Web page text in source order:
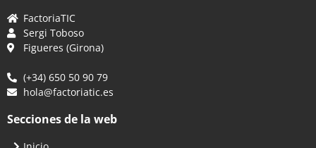
FactoriaTIC
Sergi Toboso
Figueres (Girona)
(+34) 650 50 90 79
hola@factoriatic.es
Secciones de la web